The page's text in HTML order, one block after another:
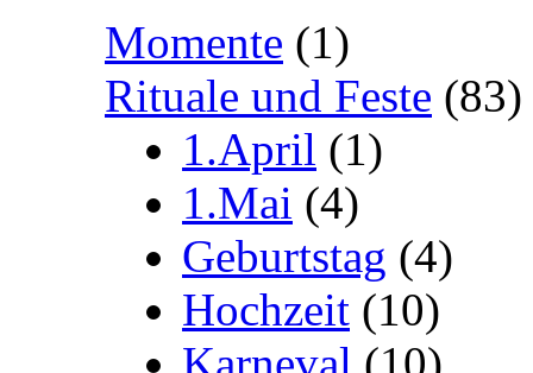
Momente (1)
Rituale und Feste (83)
1.April (1)
1.Mai (4)
Geburtstag (4)
Hochzeit (10)